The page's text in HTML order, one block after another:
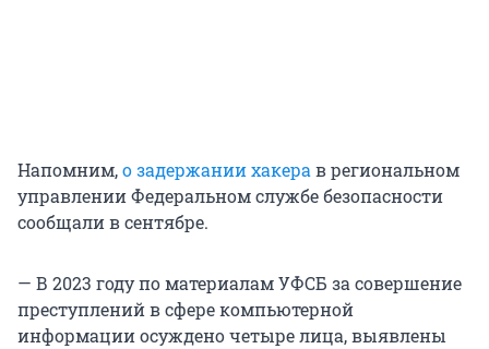
Напомним,о задержании хакерав региональном
управлении Федеральном службе безопасности
сообщали в сентябре.
— В 2023 году по материалам УФСБ за совершение
преступлений в сфере компьютерной
информации осуждено четыре лица, выявлены